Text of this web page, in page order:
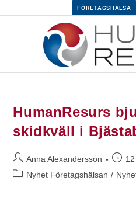
FÖRETAGSHÄLSA
HumanResurs
skidkväll i
Anna Alexandersson
Nyhet Företagshälsan /